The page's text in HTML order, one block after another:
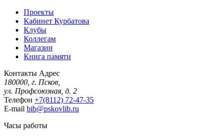
Проекты
Кабинет Курбатова
Клубы
Коллегам
Магазин
Книга памяти
Контакты Адрес
180000, г. Псков,
ул. Профсоюзная, д. 2
Телефон +7(8112) 72-47-35
E-mail bib@pskovlib.ru
Часы работы